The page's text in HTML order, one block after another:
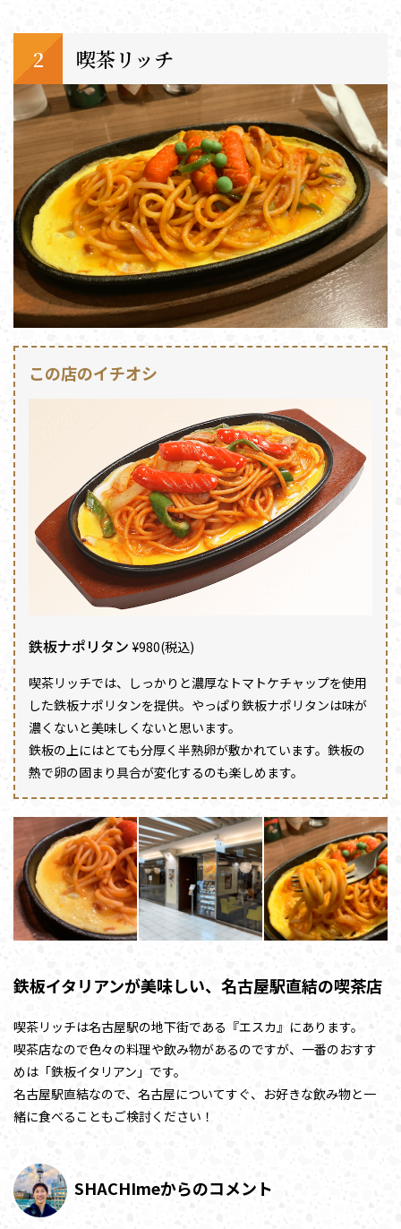
喫茶リッチ
この店のイチオシ
鉄板ナポリタン ¥980(税込)
喫茶リッチでは、しっかりと濃厚なトマトケチャップを使用
した鉄板ナポリタンを提供。やっぱり鉄板ナポリタンは味が
濃くないと美味しくないと思います。
鉄板の上にはとても分厚く半熟卵が敷かれています。鉄板の
熱で卵の固まり具合が変化するのも楽しめます。
鉄板イタリアンが美味しい、名古屋駅直結の喫茶店
喫茶リッチは名古屋駅の地下街である『エスカ』にあります。
喫茶店なので色々の料理や飲み物があるのですが、一番のおすす
めは「鉄板イタリアン」です。
名古屋駅直結なので、名古屋についてすぐ、お好きな飲み物と一
緒に食べることもご検討ください！
SHACHImeからのコメント